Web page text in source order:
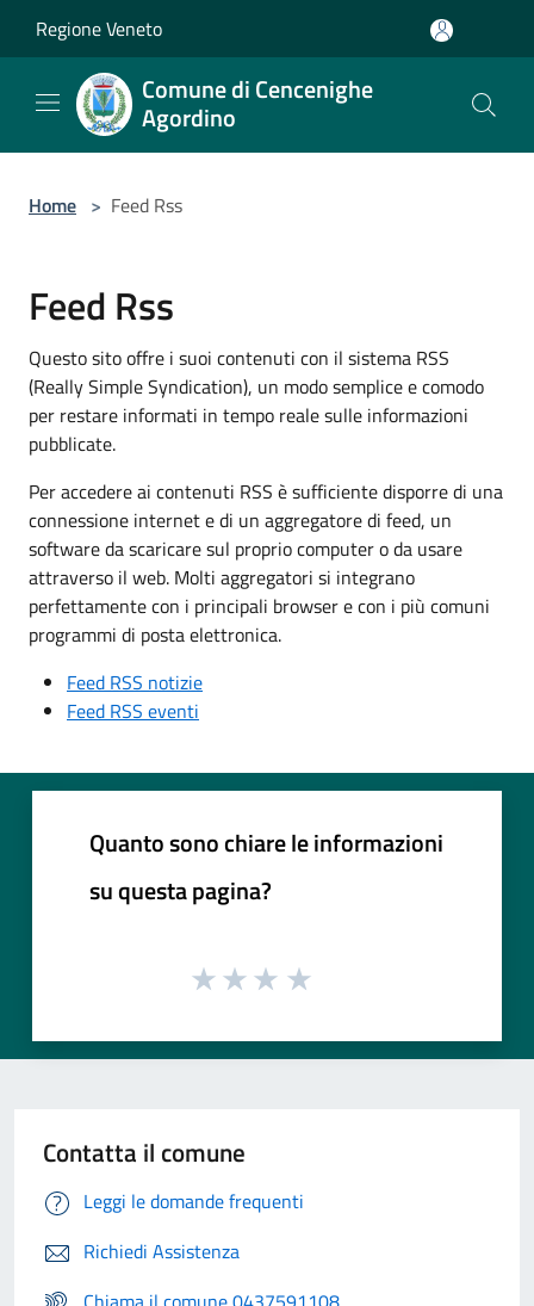
Regione Veneto
Comune di Cencenighe
Agordino
Home > Feed Rss
Feed Rss
Questo sito offre i suoi contenuti con il sistema RSS
(Really Simple Syndication), un modo semplice e comodo
per restare informati in tempo reale sulle informazioni
pubblicate.
Per accedere ai contenuti RSS è sufficiente disporre di una
connessione internet e di un aggregatore di feed, un
software da scaricare sul proprio computer o da usare
attraverso il web. Molti aggregatori si integrano
perfettamente con i principali browser e con i più comuni
programmi di posta elettronica.
Feed RSS notizie
Feed RSS eventi
Quanto sono chiare le informazioni
su questa pagina?
Contatta il comune
Leggi le domande frequenti
Richiedi Assistenza